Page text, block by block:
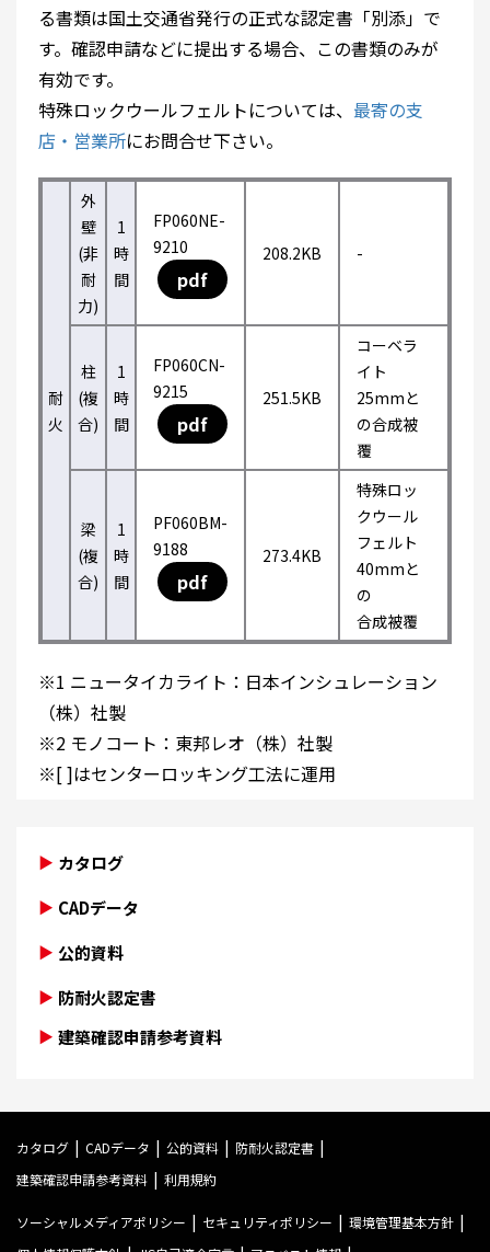
る書類は国土交通省発行の正式な認定書「別添」で
す。確認申請などに提出する場合、この書類のみが
有効です。
特殊ロックウールフェルトについては、 最寄の支
店・営業所にお問合せ下さい。
耐
火
外
壁
(非
耐
力)
1
時
間
FP060NE-
9210
pdf
208.2KB -
柱
(複
合)
1
時
間
FP060CN-
9215
pdf
251.5KB
コーベラ
イト
25mmと
の合成被
覆
梁
(複
合)
1
時
間
PF060BM-
9188
pdf
273.4KB
特殊ロッ
クウール
フェルト
40mmと
の
合成被覆
※1 ニュータイカライト：日本インシュレーション
（株）社製
※2 モノコート：東邦レオ（株）社製
※[ ]はセンターロッキング工法に運用
カタログ
CADデータ
公的資料
防耐火認定書
建築確認申請参考資料
カタログ CADデータ 公的資料
防耐火認定書
建築確認申請参考資料
利用規約
ソーシャルメディアポリシー セキュリティポリシー
環境管理基本方針